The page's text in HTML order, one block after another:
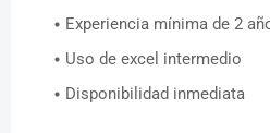
Experiencia mínima de 2
Uso de excel intermedio
Disponibilidad inmediata